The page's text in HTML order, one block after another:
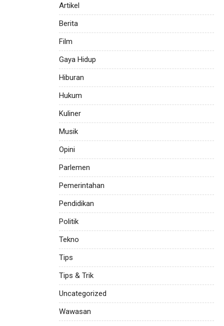
Artikel
Berita
Film
Gaya Hidup
Hiburan
Hukum
Kuliner
Musik
Opini
Parlemen
Pemerintahan
Pendidikan
Politik
Tekno
Tips
Tips & Trik
Uncategorized
Wawasan